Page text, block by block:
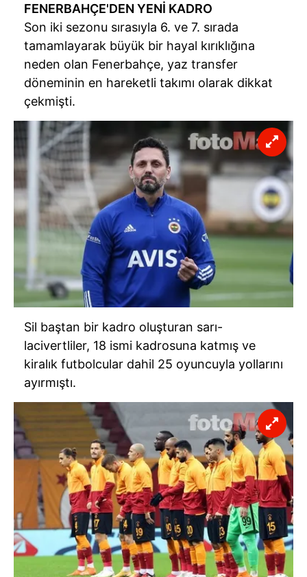
FENERBAHÇE'DEN YENİ KADRO
Son iki sezonu sırasıyla 6. ve 7. sırada
tamamlayarak büyük bir hayal kırıklığına
neden olan Fenerbahçe, yaz transfer
döneminin en hareketli takımı olarak dikkat
çekmişti.
Sil baştan bir kadro oluşturan sarı-
lacivertliler, 18 ismi kadrosuna katmış ve
kiralık futbolcular dahil 25 oyuncuyla yollarını
ayırmıştı.